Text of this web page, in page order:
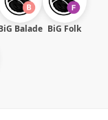
Balade BiG Folk